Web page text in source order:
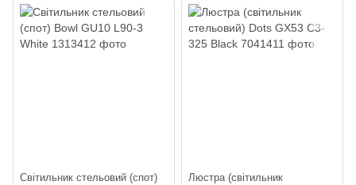
Світильник стельовий (спот)
Люстра (світильник